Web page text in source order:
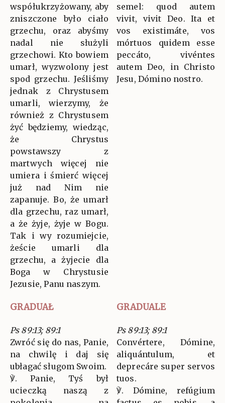
współukrzyżowany, aby
zniszczone było ciało
grzechu, oraz abyśmy
nadal nie służyli
grzechowi. Kto bowiem
umarł, wyzwolony jest
spod grzechu. Jeśliśmy
jednak z Chrystusem
umarli, wierzymy, że
również z Chrystusem
żyć będziemy, wiedząc,
że Chrystus
powstawszy z
martwych więcej nie
umiera i śmierć więcej
już nad Nim nie
zapanuje. Bo, że umarł
dla grzechu, raz umarł,
a że żyje, żyje w Bogu.
Tak i wy rozumiejcie,
żeście umarli dla
grzechu, a żyjecie dla
Boga w Chrystusie
Jezusie, Panu naszym.
semel: quod autem
vivit, vivit Deo. Ita et
vos existimáte, vos
mórtuos quidem esse
peccáto, vivéntes
autem Deo, in Christo
Jesu, Dómino nostro.
GRADUAŁ GRADUALE
Ps 89:13; 89:1
Zwróć się do nas, Panie,
na chwilę i daj się
ubłagać sługom Swoim.
℣. Panie, Tyś był
ucieczką naszą z
Ps 89:13; 89:1
Convértere, Dómine,
aliquántulum, et
deprecáre super servos
tuos.
℣. Dómine, refúgium